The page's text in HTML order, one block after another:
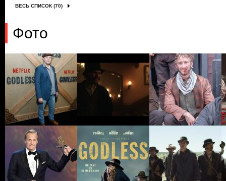
ВЕСЬ СПИСОК (70)
Фото